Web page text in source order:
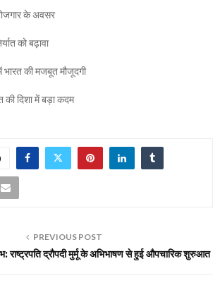
के अवसर
को बढ़ावा
भारत की मजबूत मौजूदगी
की दिशा में बड़ा कदम
PREVIOUS POST
राष्ट्रपति द्रौपदी मुर्मू के अभिभाषण से हुई औपचारिक शुरुआत